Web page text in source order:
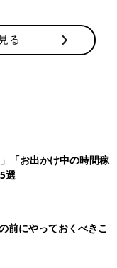
に向かって何かをし
的ですが、こんな稼
なると、すべてを自
で。最初から生徒が
事が軌道にのるまでに
積んでから自宅開業
プリからだと出品は
る
「お出かけ中の時間稼
選
前にやっておくべきこ